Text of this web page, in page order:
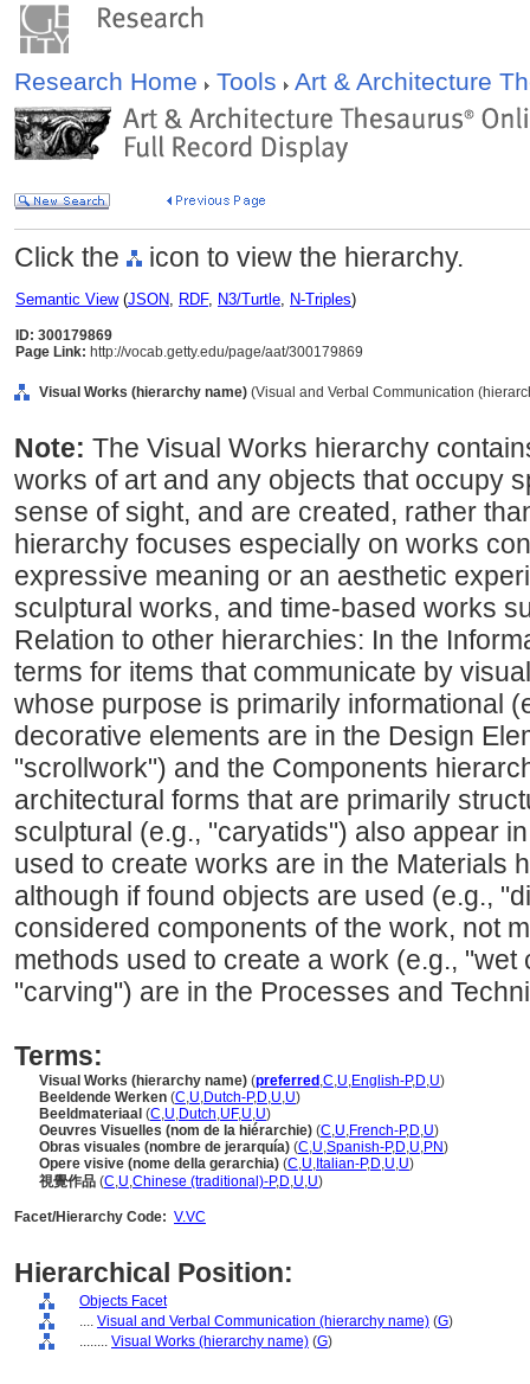
Research Home Tools Art & Architecture
Click the icon to view the hierarchy.
Semantic View(JSON, RDF, N3/Turtle, N-Triples)
ID: 300179869
Page Link: http://vocab.getty.edu/page/aat/300179869
Visual Works (hierarchy name) (Visual and Verbal Communication
Note: The Visual Works hierarchy
works of art and any objects that occupy
sense of sight, and are created, rather
hierarchy focuses especially on works
expressive meaning or an aesthetic
sculptural works, and time-based works
Relation to other hierarchies: In the
terms for items that communicate by
whose purpose is primarily informational
decorative elements are in the Design
"scrollwork") and the Components
architectural forms that are primarily
sculptural (e.g., "caryatids") also appear
used to create works are in the Materials
although if found objects are used (e.g.,
considered components of the work, not
methods used to create a work (e.g., "wet
"carving") are in the Processes and
Terms:
Visual Works (hierarchy name) (preferred ,C,U,English-P,D,U)
Beeldende Werken (C,U,Dutch-P,D,U,U)
Beeldmateriaal (C,U,Dutch,UF,U,U)
Oeuvres Visuelles (nom de la hiérarchie) (C,U,French-P,D,U)
Obras visuales (nombre de jerarquía) (C,U,Spanish-P,D,U,PN)
Opere visive (nome della gerarchia) (C,U, Italian-P,D,U,U)
視覺作品 (C,U,Chinese (traditional)-P,D,U,U)
Facet/Hierarchy Code: V.VC
Hierarchical Position:
Objects Facet
.... Visual and Verbal Communication (hierarchy name) (G)
........ Visual Works (hierarchy name) (G)